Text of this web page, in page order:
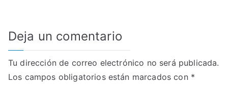
Deja un comentario
Tu dirección de correo electrónico no será publicada.
Los campos obligatorios están marcados con *